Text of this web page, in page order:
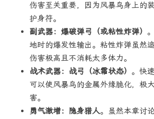
伤害至关重要，因为风暴鸟身上的
护身符。
副武器：爆破弹弓（或粘性炸弹）
地时的爆发性输出。粘性炸弹虽然
伤害极高且不消耗太多体力。
战术武器：战弓（冰霜状态） 。快
可以使风暴鸟的金属外缘脆化，极
害。
勇气激增：隐身猎人。虽然本章讨